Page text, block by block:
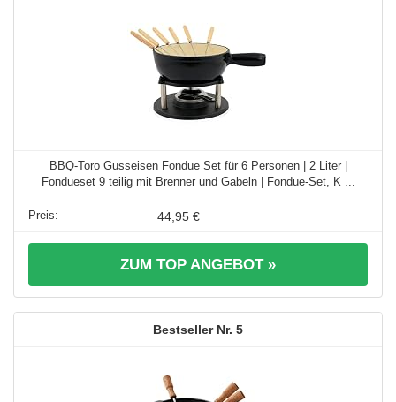
BBQ-Toro Gusseisen Fondue Set für 6 Personen | 2 Liter |
Fondueset 9 teilig mit Brenner und Gabeln | Fondue-Set, K ...
44,95 €
ZUM TOP ANGEBOT »
5